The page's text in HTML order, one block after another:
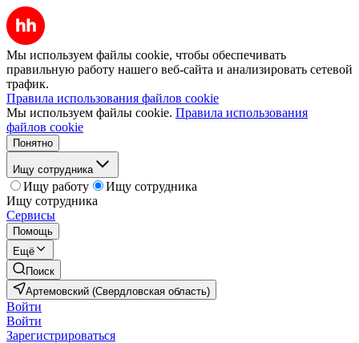
Мы используем файлы cookie, чтобы обеспечивать
правильную работу нашего веб-сайта и анализировать сетевой
трафик.
Правила использования файлов cookie
Мы используем файлы cookie. Правила использования
файлов cookie
Понятно
Ищу сотрудника
Ищу работу
Ищу сотрудника
Ищу сотрудника
Сервисы
Помощь
Ещё
Поиск
Артемовский (Свердловская область)
Войти
Войти
Зарегистрироваться